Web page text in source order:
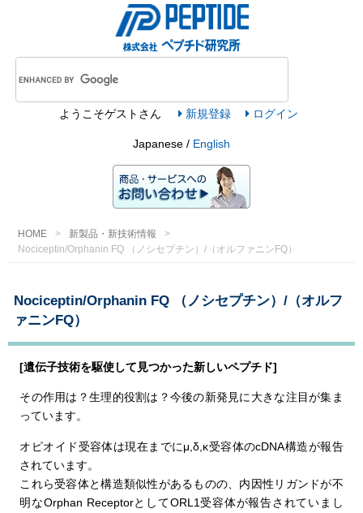
ようこそゲスト さん 新規登録 ログイン
Japanese / English
HOME
新製品・新技術情報
Nociceptin/Orphanin FQ （ノシセプチン）/（オルファニンFQ）
Nociceptin/Orphanin FQ （ノシセプチン）/（オルフ
ァニンFQ）
[遺伝子技術を駆使して見つかった新しいペプチド]
その作用は？生理的役割は？今後の新発見に大きな注目が集ま
っています。
オピオイド受容体は現在までにμ,δ,κ受容体のcDNA構造が報告
されています。
これら受容体と構造類似性があるものの、内因性リガンドが不
明なOrphan ReceptorとしてORL1受容体が報告されていまし